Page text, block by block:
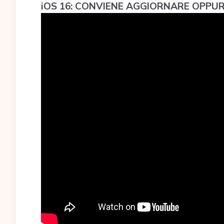
iOS 16: CONVIENE AGGIORNARE